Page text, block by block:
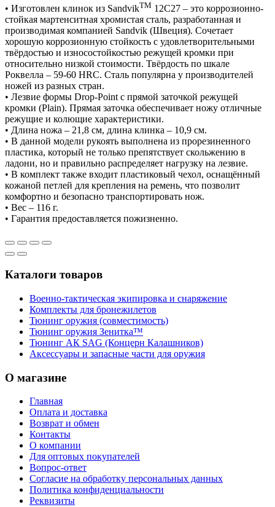
• Изготовлен клинок из SandvikTM 12C27 – это коррозионно-
стойкая мартенситная хромистая сталь, разработанная и
производимая компанией Sandvik (Швеция). Сочетает
хорошую коррозионную стойкость с удовлетворительными
твёрдостью и износостойкостью режущей кромки при
относительно низкой стоимости. Твёрдость по шкале
Роквелла – 59-60 HRC. Сталь популярна у производителей
ножей из разных стран.
• Лезвие формы Drop-Point с прямой заточкой режущей
кромки (Plain). Прямая заточка обеспечивает ножу отличные
режущие и колющие характеристики.
• Длина ножа – 21,8 см, длина клинка – 10,9 см.
• В данной модели рукоять выполнена из прорезиненного
пластика, который не только препятствует скольжению в
ладони, но и правильно распределяет нагрузку на лезвие.
• В комплект также входит пластиковый чехол, оснащённый
кожаной петлей для крепления на ремень, что позволит
комфортно и безопасно транспортировать нож.
• Вес – 116 г.
• Гарантия предоставляется пожизненно.
Каталоги товаров
Военно-тактическая экипировка и снаряжение
Комплекты для бронежилетов
Тюнинг оружия (совместимость)
Тюнинг оружия Зенитка™
Тюнинг АК SAG (Концерн Калашников)
Аксессуары и запасные части для оружия
О магазине
Главная
Оплата и доставка
Возврат и обмен
Контакты
О компании
Для оптовых покупателей
Вопрос-ответ
Согласие на обработку персональных данных
Политика конфиденциальности
Реквизиты